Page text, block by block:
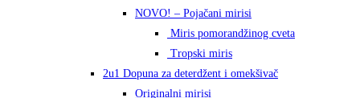
NOVO! – Pojačani mirisi
Miris pomorandžinog cveta
Tropski miris
2u1 Dopuna za deterdžent i omekšivač
Originalni mirisi